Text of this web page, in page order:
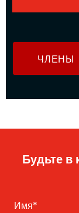
ЧЛЕНЫ
Будьте в
Имя*